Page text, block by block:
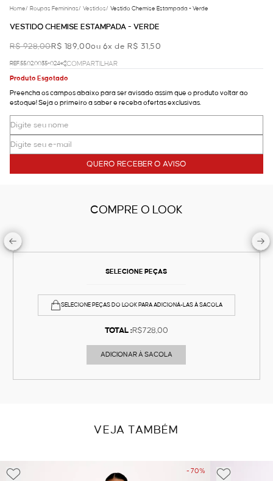
Home/ Roupas Femininas/ Vestidos/ Vestido Chemise Estampada - Verde
VESTIDO CHEMISE ESTAMPADA - VERDE
R$ 928,00R$ 189,00ou 6x de R$ 31,50
REF.55.02.0035-024
COMPARTILHAR
Produto Esgotado
Preencha os campos abaixo para ser avisado assim que o produto voltar ao
estoque! Seja o primeiro a saber e receba ofertas exclusivas.
QUERO RECEBER O AVISO
COMPRE O LOOK
SELECIONE PEÇAS
SELECIONE PEÇAS DO LOOK PARA ADICIONÁ-LAS À SACOLA
TOTAL :R$728,00
ADICIONAR À SACOLA
VEJA TAMBÉM
- 70%